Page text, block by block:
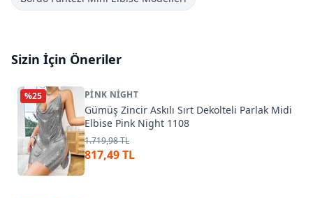
Sizin İçin Öneriler
%25 PINK NIGHT
Gümüş Zincir Askılı Sırt Dekolteli Parlak Midi
Elbise Pink Night 1108
1.719,98 TL
817,49 TL